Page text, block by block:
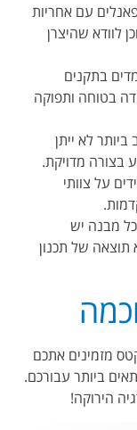
עם אחריות
וכן לוודא שהיצרן
בתקנים
בטוחה ותפוקה
לא ייתן
בצורה מדויקת.
על צוותי
.
מבנה יש
תוצאה של תכנון
מזמינים אתכם
ביותר עבורכם.
הירוקה!